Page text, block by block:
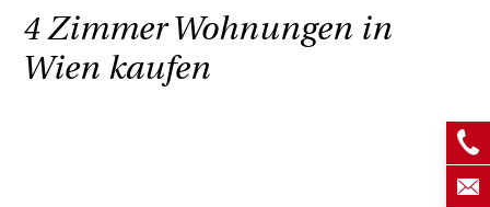
4 Zimmer Wohnungen in
Wien kaufen